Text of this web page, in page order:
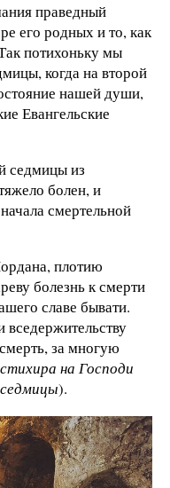
праведный
его родных и то, как
потихоньку мы
когда на второй
нашей души,
Евангельские
седмицы из
болен, и
смертельной
плотию
болезнь к смерти
славе бывати.
вседержительству
за многую
стихира на Господи
).